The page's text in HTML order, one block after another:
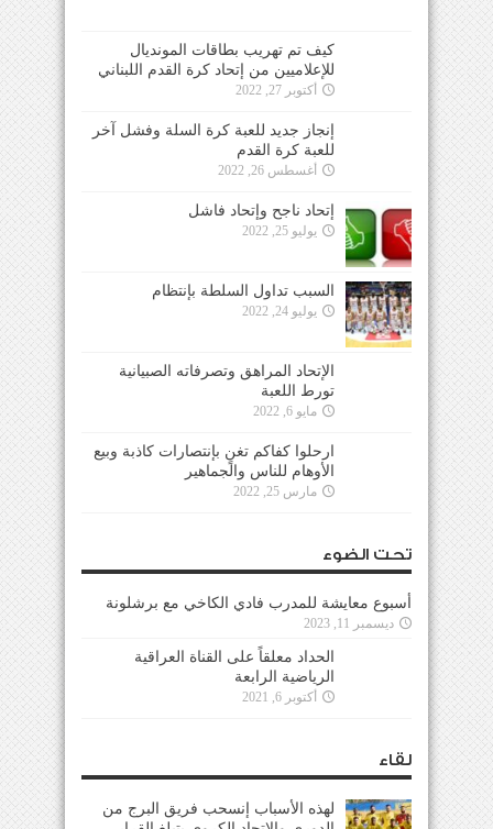
كيف تم تهريب بطاقات المونديال
للإعلاميين من إتحاد كرة القدم اللبناني
أكتوبر 27, 2022
إنجاز جديد للعبة كرة السلة وفشل آخر
للعبة كرة القدم
أغسطس 26, 2022
إتحاد ناجح وإتحاد فاشل
يوليو 25, 2022
السبب تداول السلطة بإنتظام
يوليو 24, 2022
الإتحاد المراهق وتصرفاته الصبيانية
تورط اللعبة
مايو 6, 2022
ارحلوا كفاكم تغنٍ بإنتصارات كاذبة وبيع
الأوهام للناس والجماهير
مارس 25, 2022
تحت الضوء
أسبوع معايشة للمدرب فادي الكاخي مع برشلونة
ديسمبر 11, 2023
الحداد معلقاً على القناة العراقية
الرياضية الرابعة
أكتوبر 6, 2021
لقاء
لهذه الأسباب إنسحب فريق البرج من